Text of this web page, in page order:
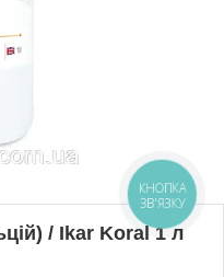
/ Ikar Koral 1 л
КНОПКА
ЗВ'ЯЗКУ